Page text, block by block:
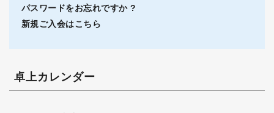
パスワードをお忘れですか ?
新規ご入会はこちら
卓上カレンダー